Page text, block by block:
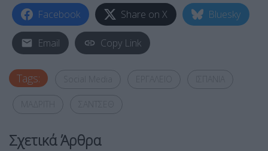
Facebook Share on X Bluesky
Email Copy Link
Tags:
Σχετικά Άρθρα